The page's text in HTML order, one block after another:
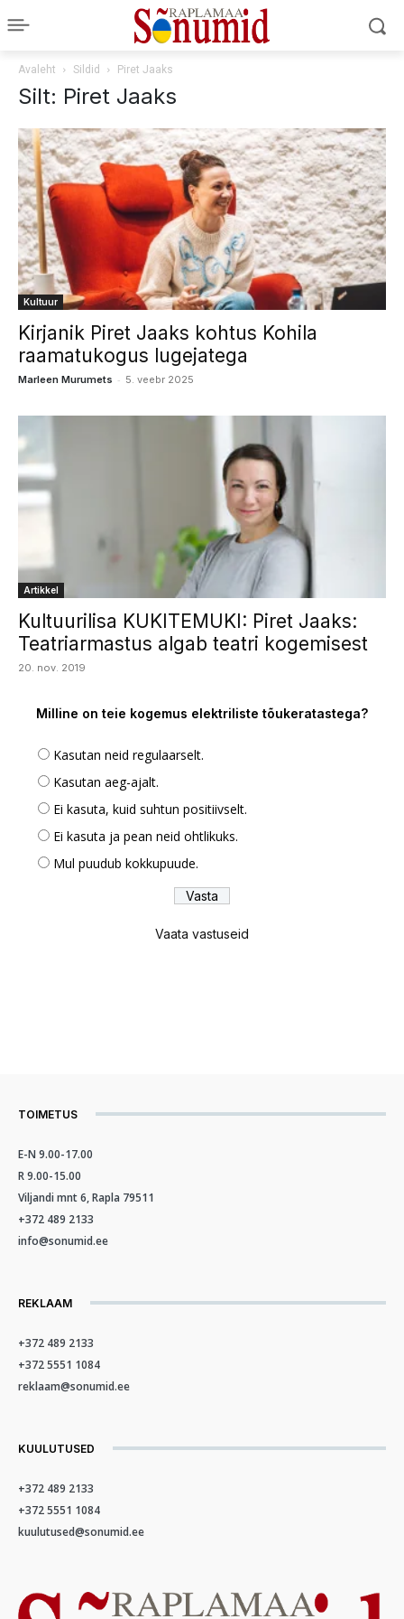
Avaleht Sildid Piret Jaaks
Silt: Piret Jaaks
Kultuur
Kirjanik Piret Jaaks kohtus Kohila
raamatukogus lugejatega
Marleen Murumets - 5. veebr 2025
Artikkel
Kultuurilisa KUKITEMUKI: Piret Jaaks:
Teatriarmastus algab teatri kogemisest
20. nov. 2019
Milline on teie kogemus elektriliste tõukeratastega?
Kasutan neid regulaarselt.
Kasutan aeg-ajalt.
Ei kasuta, kuid suhtun positiivselt.
Ei kasuta ja pean neid ohtlikuks.
Mul puudub kokkupuude.
Vaata vastuseid
TOIMETUS
E-N 9.00-17.00
R 9.00-15.00
Viljandi mnt 6, Rapla 79511
+372 489 2133
info@sonumid.ee
REKLAAM
+372 489 2133
+372 5551 1084
reklaam@sonumid.ee
KUULUTUSED
+372 489 2133
+372 5551 1084
kuulutused@sonumid.ee